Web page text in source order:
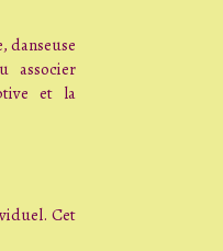
danseuse
associer
et la
Cet